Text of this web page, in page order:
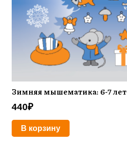
Зимняя мышематика: 6-7 лет
440₽
В корзину